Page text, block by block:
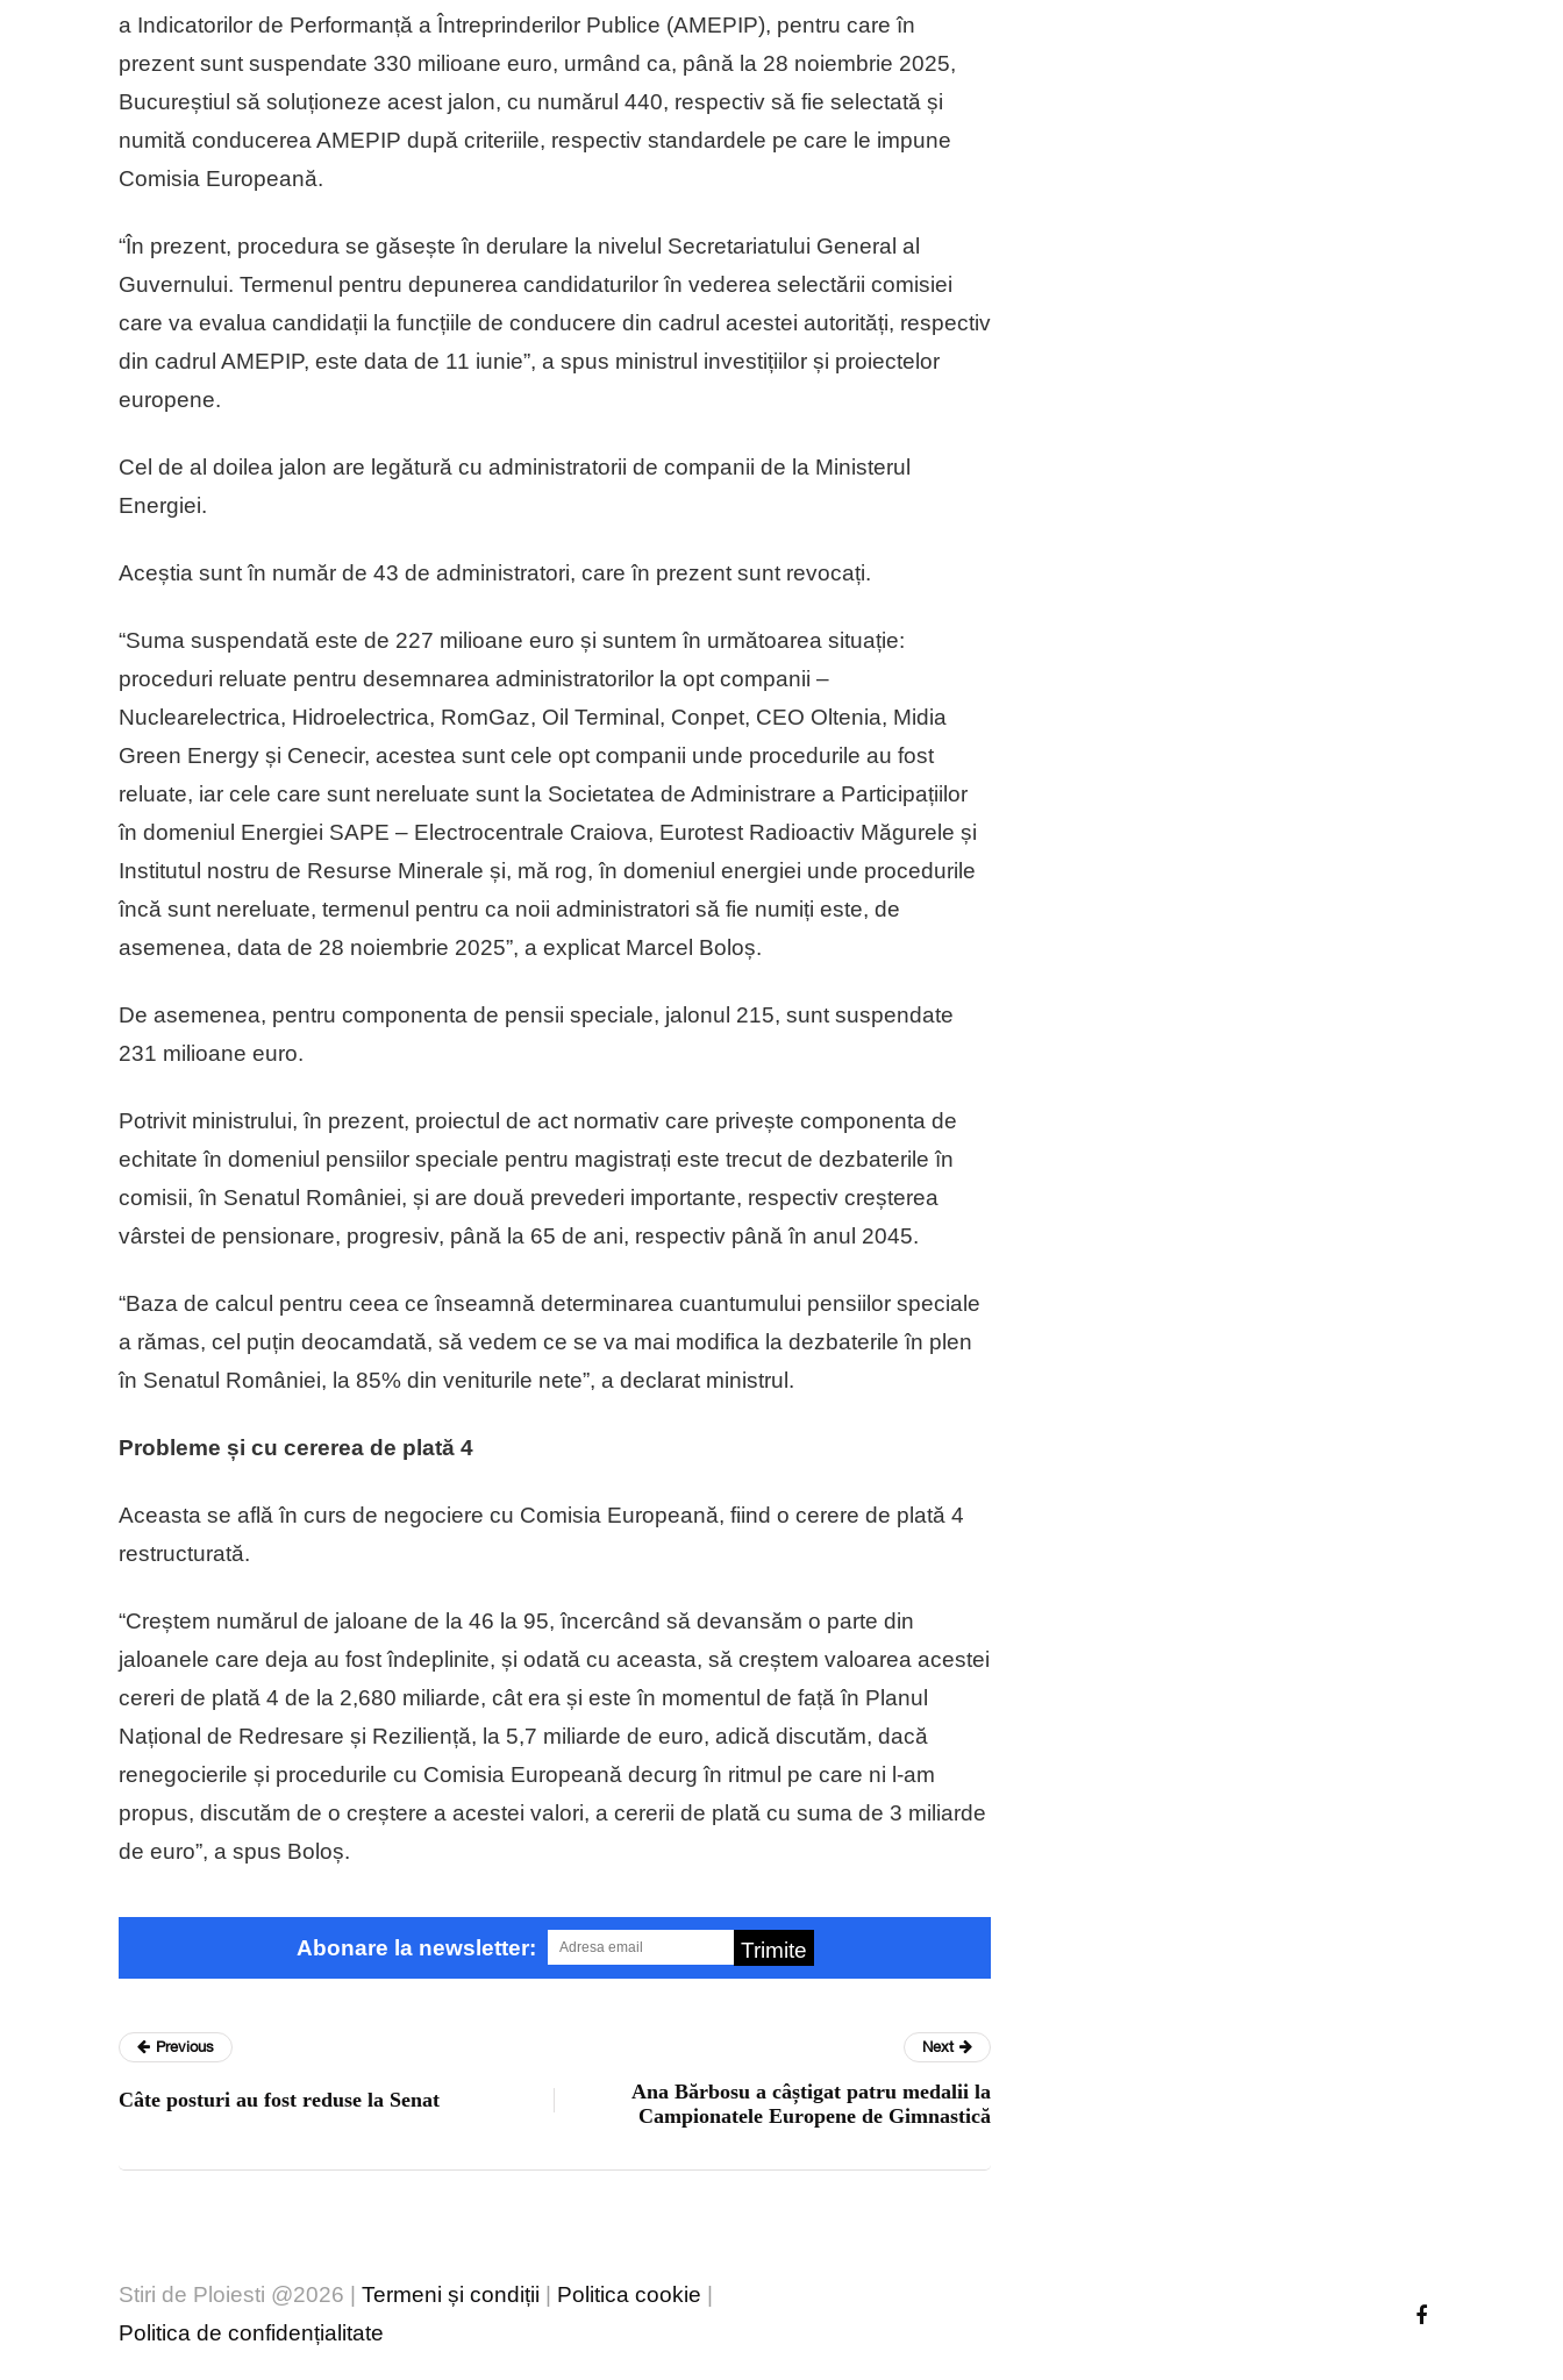
a Indicatorilor de Performanță a Întreprinderilor Publice (AMEPIP), pentru care în
prezent sunt suspendate 330 milioane euro, urmând ca, până la 28 noiembrie 2025,
Bucureștiul să soluționeze acest jalon, cu numărul 440, respectiv să fie selectată și
numită conducerea AMEPIP după criteriile, respectiv standardele pe care le impune
Comisia Europeană.
“În prezent, procedura se găsește în derulare la nivelul Secretariatului General al
Guvernului. Termenul pentru depunerea candidaturilor în vederea selectării comisiei
care va evalua candidații la funcțiile de conducere din cadrul acestei autorități, respectiv
din cadrul AMEPIP, este data de 11 iunie”, a spus ministrul investițiilor și proiectelor
europene.
Cel de al doilea jalon are legătură cu administratorii de companii de la Ministerul
Energiei.
Aceștia sunt în număr de 43 de administratori, care în prezent sunt revocați.
“Suma suspendată este de 227 milioane euro și suntem în următoarea situație:
proceduri reluate pentru desemnarea administratorilor la opt companii –
Nuclearelectrica, Hidroelectrica, RomGaz, Oil Terminal, Conpet, CEO Oltenia, Midia
Green Energy și Cenecir, acestea sunt cele opt companii unde procedurile au fost
reluate, iar cele care sunt nereluate sunt la Societatea de Administrare a Participațiilor
în domeniul Energiei SAPE – Electrocentrale Craiova, Eurotest Radioactiv Măgurele și
Institutul nostru de Resurse Minerale și, mă rog, în domeniul energiei unde procedurile
încă sunt nereluate, termenul pentru ca noii administratori să fie numiți este, de
asemenea, data de 28 noiembrie 2025”, a explicat Marcel Boloș.
De asemenea, pentru componenta de pensii speciale, jalonul 215, sunt suspendate
231 milioane euro.
Potrivit ministrului, în prezent, proiectul de act normativ care privește componenta de
echitate în domeniul pensiilor speciale pentru magistrați este trecut de dezbaterile în
comisii, în Senatul României, și are două prevederi importante, respectiv creșterea
vârstei de pensionare, progresiv, până la 65 de ani, respectiv până în anul 2045.
“Baza de calcul pentru ceea ce înseamnă determinarea cuantumului pensiilor speciale
a rămas, cel puțin deocamdată, să vedem ce se va mai modifica la dezbaterile în plen
în Senatul României, la 85% din veniturile nete”, a declarat ministrul.
Probleme și cu cererea de plată 4
Aceasta se află în curs de negociere cu Comisia Europeană, fiind o cerere de plată 4
restructurată.
“Creștem numărul de jaloane de la 46 la 95, încercând să devansăm o parte din
jaloanele care deja au fost îndeplinite, și odată cu aceasta, să creștem valoarea acestei
cereri de plată 4 de la 2,680 miliarde, cât era și este în momentul de față în Planul
Național de Redresare și Reziliență, la 5,7 miliarde de euro, adică discutăm, dacă
renegocierile și procedurile cu Comisia Europeană decurg în ritmul pe care ni l-am
propus, discutăm de o creștere a acestei valori, a cererii de plată cu suma de 3 miliarde
de euro”, a spus Boloș.
Abonare la newsletter: Trimite
Previous
Câte posturi au fost reduse la Senat
Next
Ana Bărbosu a câștigat patru medalii la
Campionatele Europene de Gimnastică
Stiri de Ploiesti @2026 | Termeni și condiții | Politica cookie |
Politica de confidențialitate